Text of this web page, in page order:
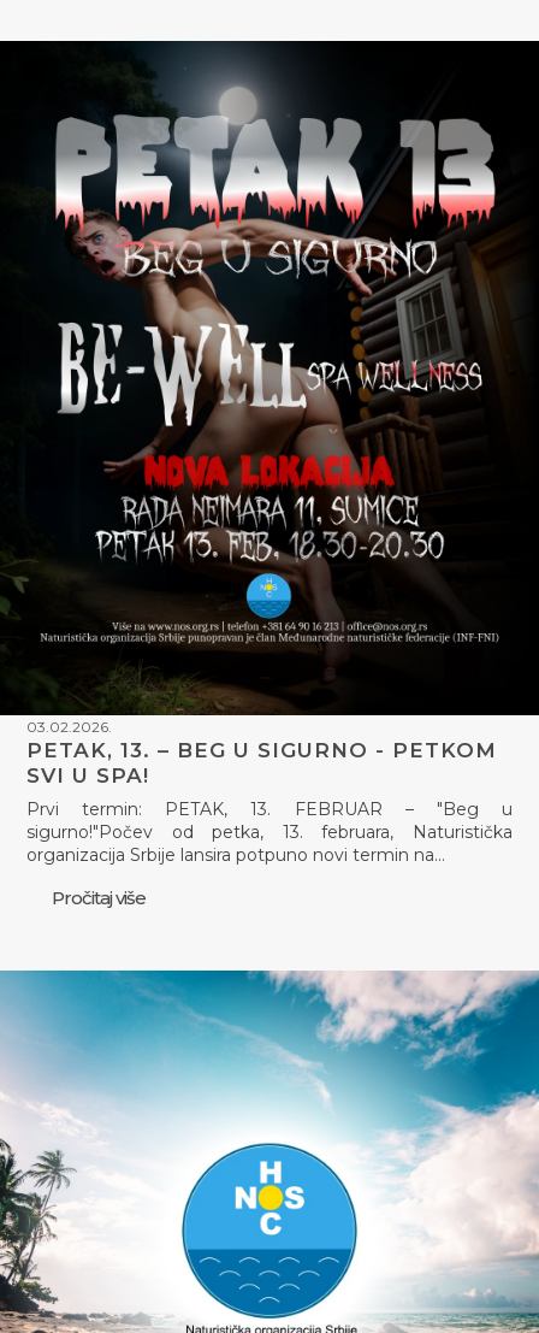
03.02.2026.
PETAK, 13. – BEG U SIGURNO - PETKOM
SVI U SPA!
Prvi termin: PETAK, 13. FEBRUAR – "Beg u
sigurno!"Počev od petka, 13. februara, Naturistička
organizacija Srbije lansira potpuno novi termin na…
Pročitaj više